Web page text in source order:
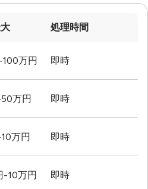
処理時間
万円 即時
万円 即時
万円 即時
10万円 即時